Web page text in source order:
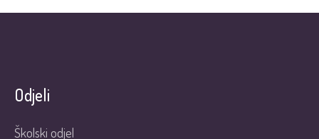
Odjeli
Školski odjel